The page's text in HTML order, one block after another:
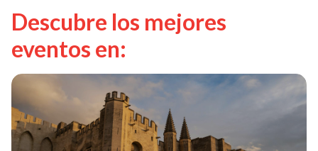
Descubre los mejores
eventos en: